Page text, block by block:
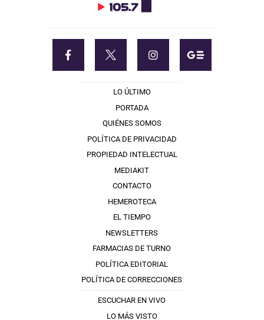
LO ÚLTIMO
PORTADA
QUIÉNES SOMOS
POLÍTICA DE PRIVACIDAD
PROPIEDAD INTELECTUAL
MEDIAKIT
CONTACTO
HEMEROTECA
EL TIEMPO
NEWSLETTERS
FARMACIAS DE TURNO
POLÍTICA EDITORIAL
POLÍTICA DE CORRECCIONES
ESCUCHAR EN VIVO
LO MÁS VISTO